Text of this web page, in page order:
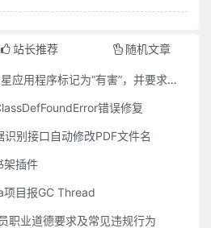
站长推荐 随机文章
程序标记为“有害”，并要求用户删除它们
错误修复
别接口自动修改PDF文件名
插件
目报GC Thread
职业道德要求及常见违规行为